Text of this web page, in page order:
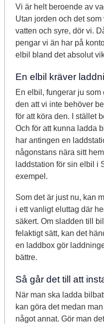
Vi är helt beroende av
Utan jorden och det
vatten och syre, dör vi.
pengar vi än har på
elbil bland det absolut
En elbil kräver
En elbil, fungerar ju
den att vi inte behöver
för att köra den. I stället
Och för att kunna ladda
har antingen en
någonstans nära sitt
laddstation för sin elbil i
exempel.
Som det är just nu, kan
i ett vanligt eluttag där
säkert. Om sladden till
felaktigt sätt, kan det
en laddbox gör
bättre.
Så går det till att
När man ska ladda
kan göra det medan
något annat. Gör man